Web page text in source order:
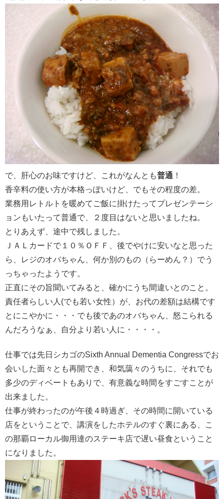
で、肝心のお味ですけど、これがなんとも普通 ！
香辛料の使い方が本格っぽいけど、でもその程度の差。
業務用レトルトを暖めてご飯に掛けたってプレゼンテーシ
ョンもいたって普通で、２度目はないと思いましたね。
とりあえず、途中で残しました。
ＪＡＬカードで１０％ＯＦＦ、後でやけに安いなと思った
ら、レジのオバちゃん、何か別のもの（らーめん？）でう
っちゃったようです。
正直にその旨聞いてみると、確かにうち間違いとのこと。
責任者らしい人(でも若い女性）が、お代の差額は結構です
とにこやかに・・・でも後であのオバちゃん、怒こられる
んだろうなぁ、自分より若い人に・・・・。
仕事では先日シカゴのSixth Annual Dementia Congressでお
会いした面々とも再開でき、和気藹々のうちに、それでも
多少のディベートもありで、有意義な時間をすごすことが
出来ました。
仕事が終わったのが午後４時過ぎ、その時間に開いている
店をということで、講演をしたホテルのすぐ裏にある、こ
の那覇ローカル御用達のステーキ店で遅い昼食ということ
になりました。